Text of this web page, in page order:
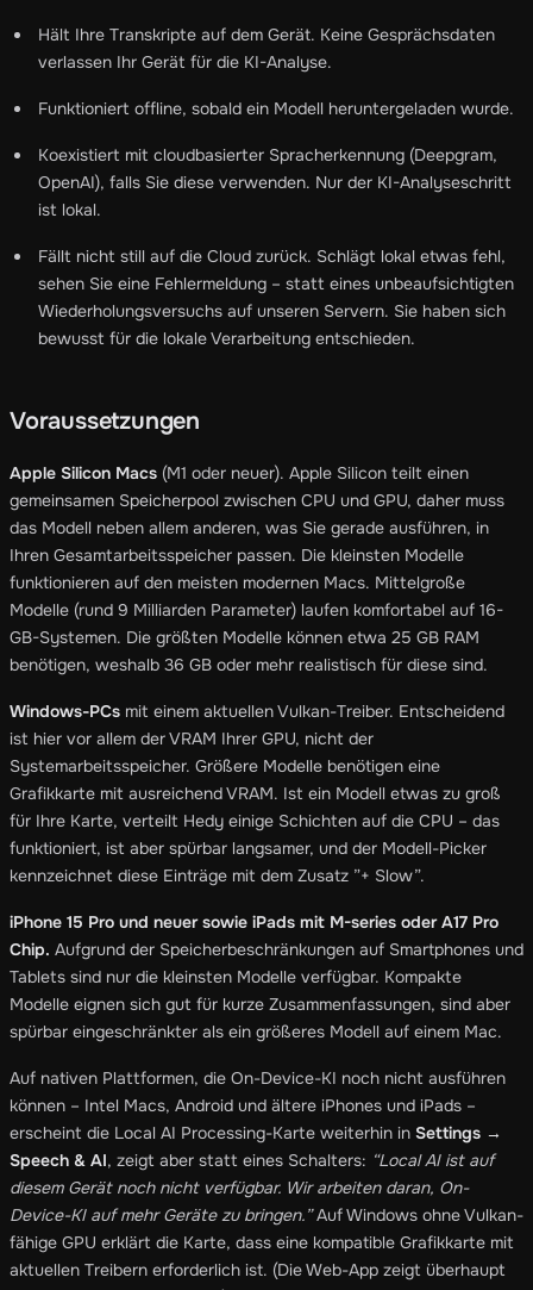
Hält Ihre Transkripte auf dem Gerät. Keine Gesprächsdaten
verlassen Ihr Gerät für die KI-Analyse.
Funktioniert offline, sobald ein Modell heruntergeladen wurde.
Koexistiert mit cloudbasierter Spracherkennung (Deepgram,
OpenAI), falls Sie diese verwenden. Nur der KI-Analyseschritt
ist lokal.
Fällt nicht still auf die Cloud zurück. Schlägt lokal etwas fehl,
sehen Sie eine Fehlermeldung – statt eines unbeaufsichtigten
Wiederholungsversuchs auf unseren Servern. Sie haben sich
bewusst für die lokale Verarbeitung entschieden.
Voraussetzungen
Apple Silicon Macs (M1 oder neuer). Apple Silicon teilt einen
gemeinsamen Speicherpool zwischen CPU und GPU, daher muss
das Modell neben allem anderen, was Sie gerade ausführen, in
Ihren Gesamtarbeitsspeicher passen. Die kleinsten Modelle
funktionieren auf den meisten modernen Macs. Mittelgroße
Modelle (rund 9 Milliarden Parameter) laufen komfortabel auf 16-
GB-Systemen. Die größten Modelle können etwa 25 GB RAM
benötigen, weshalb 36 GB oder mehr realistisch für diese sind.
Windows-PCs mit einem aktuellen Vulkan-Treiber. Entscheidend
ist hier vor allem der VRAM Ihrer GPU, nicht der
Systemarbeitsspeicher. Größere Modelle benötigen eine
Grafikkarte mit ausreichend VRAM. Ist ein Modell etwas zu groß
für Ihre Karte, verteilt Hedy einige Schichten auf die CPU – das
funktioniert, ist aber spürbar langsamer, und der Modell-Picker
kennzeichnet diese Einträge mit dem Zusatz ”+ Slow”.
iPhone 15 Pro und neuer sowie iPads mit M-series oder A17 Pro
Chip. Aufgrund der Speicherbeschränkungen auf Smartphones und
Tablets sind nur die kleinsten Modelle verfügbar. Kompakte
Modelle eignen sich gut für kurze Zusammenfassungen, sind aber
spürbar eingeschränkter als ein größeres Modell auf einem Mac.
Auf nativen Plattformen, die On-Device-KI noch nicht ausführen
können – Intel Macs, Android und ältere iPhones und iPads –
erscheint die Local AI Processing-Karte weiterhin in Settings →
Speech & AI, zeigt aber statt eines Schalters: “Local AI ist auf
diesem Gerät noch nicht verfügbar. Wir arbeiten daran, On-
Device-KI auf mehr Geräte zu bringen.”Auf Windows ohne Vulkan-
fähige GPU erklärt die Karte, dass eine kompatible Grafikkarte mit
aktuellen Treibern erforderlich ist. (Die Web-App zeigt überhaupt